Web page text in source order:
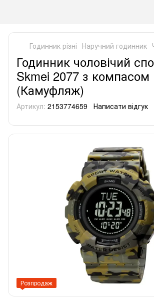
Годинник різні Наручний годинник
Годинник чоловічий
Skmei 2077 з компасом
(Камуфляж)
Артикул: 2153774659 Написати відгук
Розпродаж